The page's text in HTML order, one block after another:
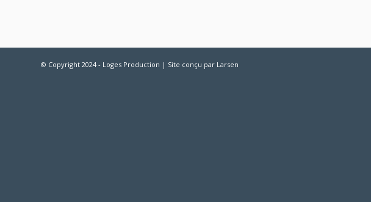
© Copyright 2024 - Loges Production | Site conçu par Larsen